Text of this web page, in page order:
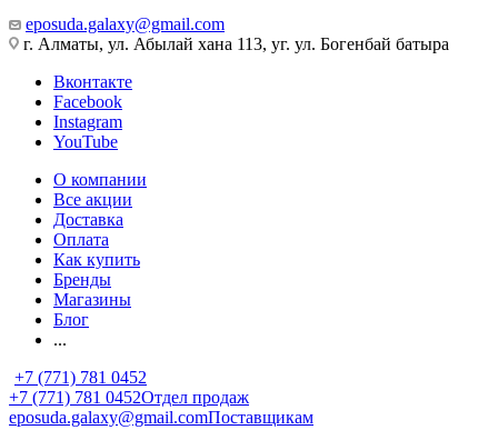
eposuda.galaxy@gmail.com
г. Алматы, ул. Абылай хана 113, уг. ул. Богенбай батыра
Вконтакте
Facebook
Instagram
YouTube
О компании
Все акции
Доставка
Оплата
Как купить
Бренды
Магазины
Блог
...
+7 (771) 781 0452
+7 (771) 781 0452Отдел продаж
eposuda.galaxy@gmail.comПоставщикам